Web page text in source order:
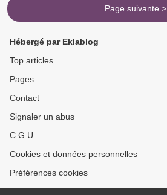
Page suivante >
Hébergé par Eklablog
Top articles
Pages
Contact
Signaler un abus
C.G.U.
Cookies et données personnelles
Préférences cookies